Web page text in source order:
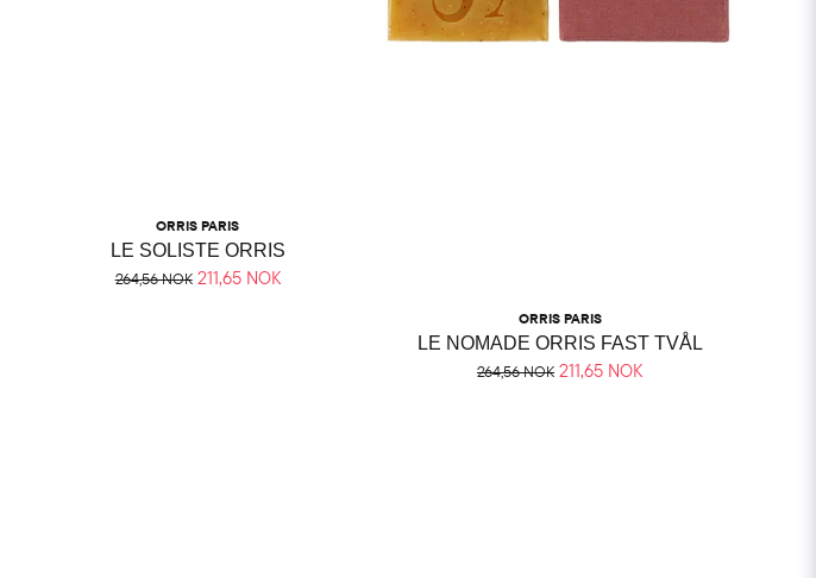
ORRIS PARIS
LE SOLISTE ORRIS
264,56 NOK 211,65 NOK
ORRIS PARIS
LE NOMADE ORRIS FAST TVÅL
264,56 NOK 211,65 NOK